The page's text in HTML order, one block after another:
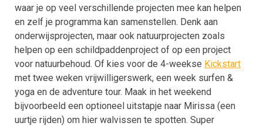
waar je op veel verschillende projecten mee kan helpen
en zelf je programma kan samenstellen. Denk aan
onderwijsprojecten, maar ook natuurprojecten zoals
helpen op een schildpaddenproject of op een project
voor natuurbehoud. Of kies voor de 4-weekse Kickstart
met twee weken vrijwilligerswerk, een week surfen &
yoga en de adventure tour. Maak in het weekend
bijvoorbeeld een optioneel uitstapje naar Mirissa (een
uurtje rijden) om hier walvissen te spotten. Super